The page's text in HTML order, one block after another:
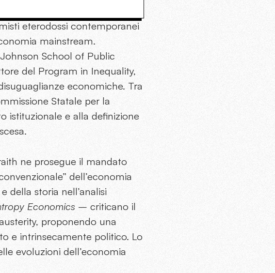
eterodossi contemporanei
mainstream.
School of Public
del Program in Inequality,
economiche. Tra
Statale per la
istituzionale e alla definizione
ne prosegue il mandato
dell’economia
della storia nell’analisi
Economics – criticano il
proponendo una
e intrinsecamente politico. Lo
evoluzioni dell’economia